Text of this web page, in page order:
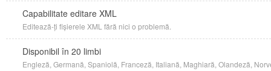
Capabilitate editare XML
Editează-ți fișierele XML fără nici o problemă.
Disponibil în 20 limbi
Engleză, Germană, Spaniolă, Franceză, Italiană, Maghiară, Olandeză,